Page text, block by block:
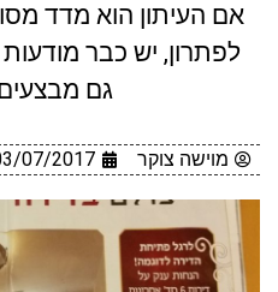
אם העיתון הוא מדד
לפתרון, יש כבר
גם
מוישה צוקר 07/2017